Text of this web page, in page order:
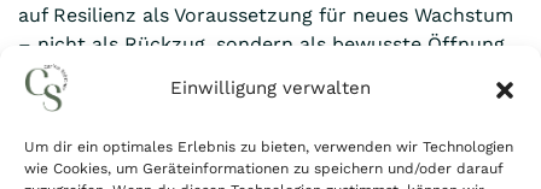
Einwilligung verwalten
Um dir ein optimales Erlebnis zu bieten, verwenden wir Technologien
wie Cookies, um Geräteinformationen zu speichern und/oder darauf
auf Resilienz als Voraussetzung für neues Wachstum
– nicht als Rückzug, sondern als bewusste Öffnung
für zukünftige Märkte und Geschäftsmodelle.